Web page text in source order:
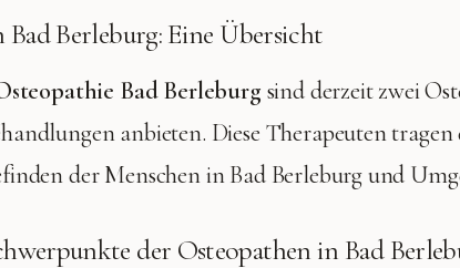
Berleburg: Eine Übersicht
Bad Berleburg sind derzeit zwei
anbieten. Diese Therapeuten tragen
der Menschen in Bad Berleburg und
der Osteopathen in Bad